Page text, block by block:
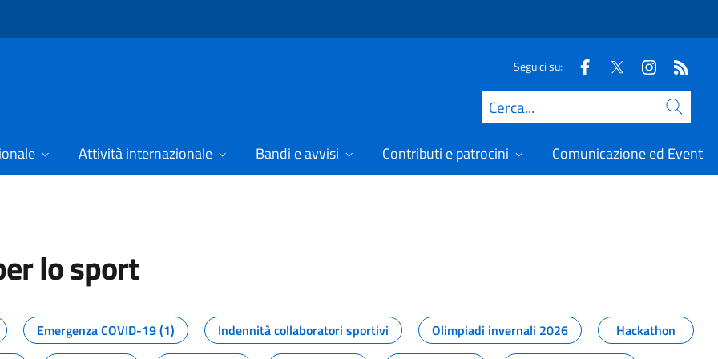
Seguici su:
Cerca
Attività internazionale Bandi e avvisi Contributi e patrocini Comunicazione ed Eventi
lo sport
dal Dipartimento per lo sport
Emergenza COVID-19 (1) Indennità collaboratori sportivi Olimpiadi invernali 2026
Hackathon